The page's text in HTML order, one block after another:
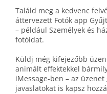
Találd meg a kedvenc
áttervezett Fotók app
– például Személyek és
fotóidat.
Küldj még kifejezőbb
animált effektekkel
iMessage-ben – az
javaslatokat is kapsz